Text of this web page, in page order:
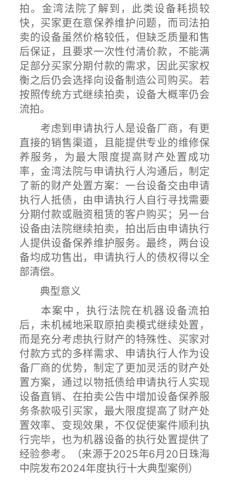
拍。金湾法院了解到，此类设备耗损较
快，买家更在意保养维护问题，而司法拍
卖的设备虽然价格较低，但缺乏质量和售
后保证，且要求一次性付清价款，不能满
足部分买家分期付款的需求，因此买家权
衡之后仍会选择向设备制造公司购买。若
按照传统方式继续拍卖，设备大概率仍会
流拍。
考虑到申请执行人是设备厂商，有更
直接的销售渠道，且能提供专业的维修保
养服务，为最大限度提高财产处置成功
率，金湾法院与申请执行人沟通后，制定
了新的财产处置方案：一台设备交由申请
执行人抵债，由申请执行人自行寻找需要
分期付款或融资租赁的客户购买；另一台
设备由法院继续拍卖，拍出后由申请执行
人提供设备保养维护服务。最终，两台设
备均成功售出，申请执行人的债权得以全
部清偿。
典型意义
本案中，执行法院在机器设备流拍
后，未机械地采取原拍卖模式继续处置，
而是充分考虑执行财产的特殊性、买家对
付款方式的多样需求、申请执行人作为设
备厂商的优势，制定了更加灵活的财产处
置方案，通过以物抵债给申请执行人实现
设备直销、在拍卖公告中增加设备保养服
务条款吸引买家，最大限度提高了财产处
置效率、变现效果，不仅促使案件顺利执
行完毕，也为机器设备的执行处置提供了
经验参考。
（来源于2025年6月20日珠海
中院发布2024年度执行十大典型案例）